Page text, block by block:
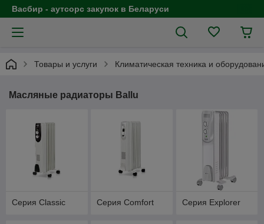
Васбир - аутсорс закупок в Беларуси
Товары и услуги Климатическая техника и
Масляные радиаторы Ballu
Серия Classic Серия Comfort Серия Explorer